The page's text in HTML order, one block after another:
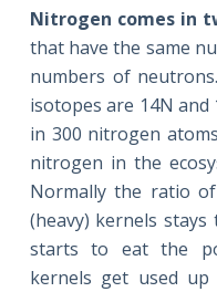
Nitrogen comes in
that have the same
numbers of
isotopes are 14N
in 300 nitrogen
nitrogen in the
Normally the ratio
(heavy) kernels
starts to eat the
kernels get used